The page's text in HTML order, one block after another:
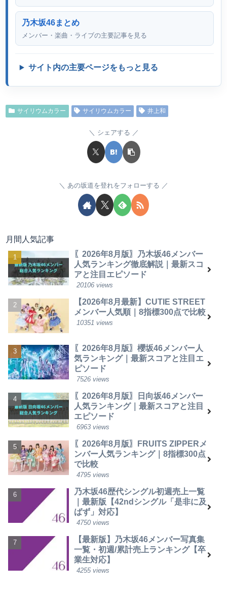
乃木坂46まとめ
メンバー・楽曲・ライブの主要記事を見る
サイト内の主要ページをもっと見る
サイリウムカラー サイリウムカラー 井上和
シェアする
あの坂道を登れをフォローする
月間人気記事
〖2026年8月版〗乃木坂46メンバー
人気ランキング徹底解説｜最新スコ
アと注目エピソード
20106 views
【2026年8月最新】CUTIE STREET
メンバー人気順｜8指標300点で比較
10351 views
〖2026年8月版〗櫻坂46メンバー人
気ランキング｜最新スコアと注目エ
ピソード
7526 views
〖2026年8月版〗日向坂46メンバー
人気ランキング｜最新スコアと注目
エピソード
6963 views
〖2026年8月版〗FRUITS ZIPPERメ
ンバー人気ランキング｜8指標300点
で比較
4795 views
乃木坂46歴代シングル初週売上一覧
｜最新版【42ndシングル「是非に及
ばず」対応】
4750 views
【最新版】乃木坂46メンバー写真集
一覧・初週/累計売上ランキング【卒
業生対応】
4255 views